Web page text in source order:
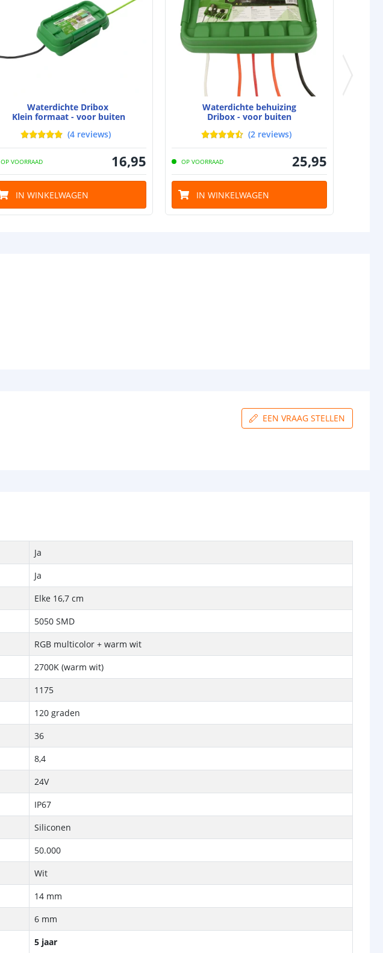
Waterdichte Dribox
Klein formaat - voor buiten
(4 reviews)
OP VOORRAAD 16,95
IN WINKELWAGEN
Waterdichte behuizing
Dribox - voor buiten
(2 reviews)
OP VOORRAAD 25,95
IN WINKELWAGEN
EEN VRAAG STELLEN
Ja
Ja
Elke 16,7 cm
5050 SMD
RGB multicolor + warm wit
2700K (warm wit)
1175
120 graden
36
8,4
24V
IP67
Siliconen
50.000
Wit
14 mm
6 mm
5 jaar